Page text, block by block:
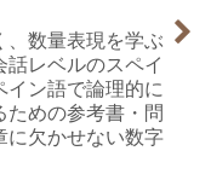
、数量表現を学ぶ
レベルのスペイ
イン語で論理的に
ための参考書・問
に欠かせない数字